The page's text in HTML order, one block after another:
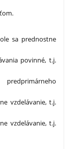
sa prednostne
povinné, t.j.
vzdelávanie, t.j.
vzdelávanie, t.j.